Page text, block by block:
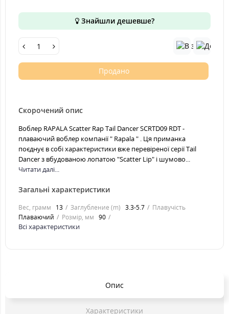
Знайшли дешевше?
Продано
Скорочений опис
Воблер RAPALA Scatter Rap Tail Dancer SCRTD09 RDT -
плаваючий воблер компанії " Rapala " . Ця приманка
поєднує в собі характеристики вже перевіреної серії Tail
Dancer з вбудованою лопатою "Scatter Lip" і шумово...
Читати далі...
Загальні характеристики
Вес, грамм 13 Заглубление (m) 3.3-5.7
Плавучість
Плаваючий
Розмір, мм 90
Всі характеристики
Опис
Характеристики